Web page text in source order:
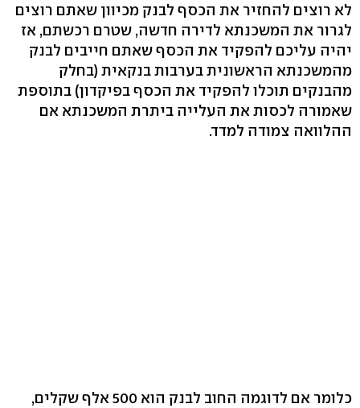
לא רוצים להחזיר את הכסף לבנק מכיוון שאתם רוצים
לגרור את המשכנתא לדירה חדשה, שטרם רכשתם, אז
יהיה עליכם להפקיד את הכסף שאתם חייבים לבנק
מהמשכנתא הראשונית בערבות בנקאית (בחלק
מהבנקים תוכלו להפקיד את הכסף בפיקדון) בתוספת
שאמורה לכסות את העלייה ביתרת המשכנתא אם
ההלוואה צמודה למדד.
כלומר אם לדוגמה החוב לבנק הוא 500 אלף שקלים,